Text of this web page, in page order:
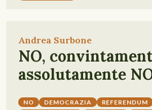
Andrea Surbone
NO,
assolutamente
NO DEMOCRAZIA
REFERENDUM